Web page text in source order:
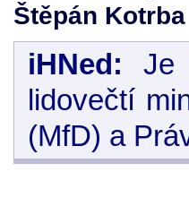
Štěpán Kotrba
iHNed: Je
lidovečtí
(MfD) a